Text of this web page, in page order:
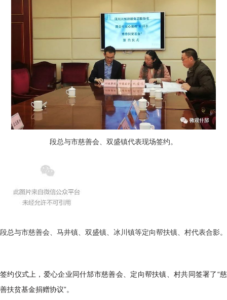
段总与市慈善会、双盛镇代表现场签约。
段总与市慈善会、马井镇、双盛镇、冰川镇等定向帮扶镇、村代表合影。
签约仪式上，爱心企业同什邡市慈善会、定向帮扶镇、村共同签署了“慈
善扶贫基金捐赠协议”。